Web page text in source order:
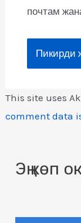
почтам
This site uses
comment data
Эң көп